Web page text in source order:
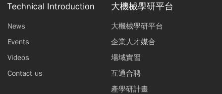
Technical Introduction
News
Events
Videos
Contact us
大機械學研平台
大機械學研平台
企業人才媒合
場域實習
互通合聘
產學研計畫